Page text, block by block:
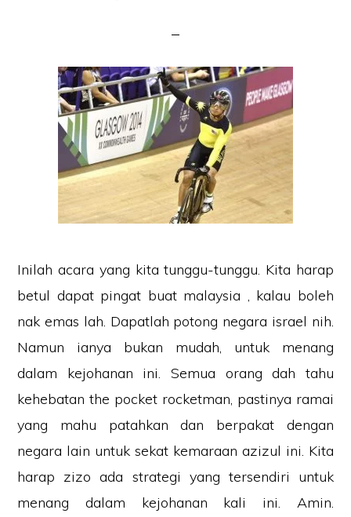
Inilah acara yang kita tunggu-tunggu. Kita harap
betul dapat pingat buat malaysia , kalau boleh
nak emas lah. Dapatlah potong negara israel nih.
Namun ianya bukan mudah, untuk menang
dalam kejohanan ini. Semua orang dah tahu
kehebatan the pocket rocketman, pastinya ramai
yang mahu patahkan dan berpakat dengan
negara lain untuk sekat kemaraan azizul ini. Kita
harap zizo ada strategi yang tersendiri untuk
menang dalam kejohanan kali ini. Amin.